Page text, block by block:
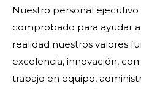
Nuestro personal
comprobado para ayudar
realidad nuestros valores
excelencia, innovación,
trabajo en equipo,